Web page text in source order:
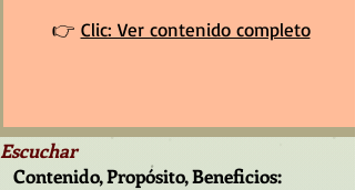
👉 Clic: Ver contenido completo
Escuchar
Contenido, Propósito, Beneficios: